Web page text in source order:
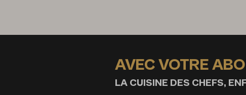
AVEC VOTRE
LA CUISINE DES CHEFS,